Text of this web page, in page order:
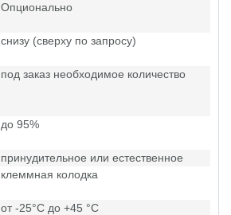
Опционально
снизу (сверху по запросу)
под заказ необходимое количество
до 95%
принудительное или естественное
клеммная колодка
от -25°C до +45 °C